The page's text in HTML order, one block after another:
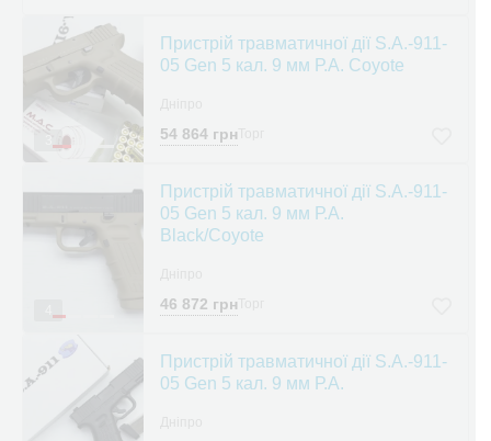
Пристрій травматичної дії S.A.-911-
05 Gen 5 кал. 9 мм Р.А. Coyote
54 864 грн
Пристрій травматичної дії S.A.-911-
05 Gen 5 кал. 9 мм Р.А.
Black/Coyote
46 872 грн
Пристрій травматичної дії S.A.-911-
05 Gen 5 кал. 9 мм Р.А.